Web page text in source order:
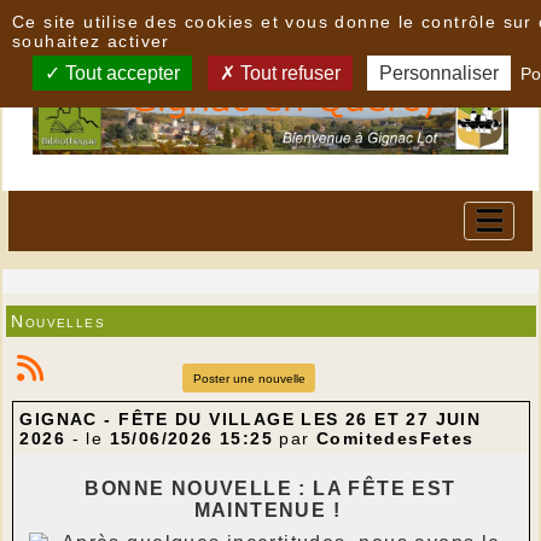
Nouvelles
Poster une nouvelle
GIGNAC - FÊTE DU VILLAGE LES 26 ET 27 JUIN
2026 - le 15/06/2026 15:25 par ComitedesFetes
BONNE NOUVELLE : LA FÊTE EST
MAINTENUE !
Ce site utilise des cookies et vous donne le contrôle sur
souhaitez activer
Tout accepter Tout refuser Personnaliser